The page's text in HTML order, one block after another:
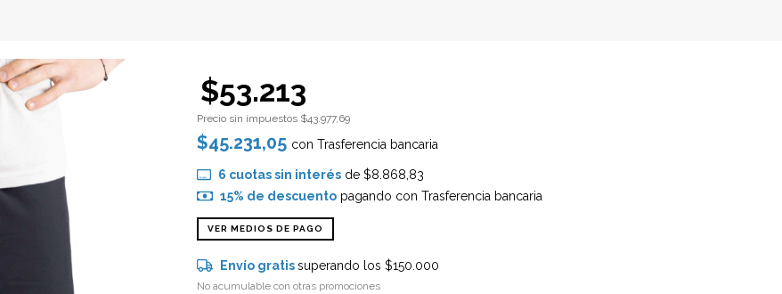
$53.213
Precio sin impuestos $43.977,69
$45.231,05 con Trasferencia bancaria
6 cuotas sin interésde $8.868,83
15% de descuentopagando con Trasferencia bancaria
VER MEDIOS DE PAGO
Envío gratissuperando los $150.000
No acumulable con otras promociones